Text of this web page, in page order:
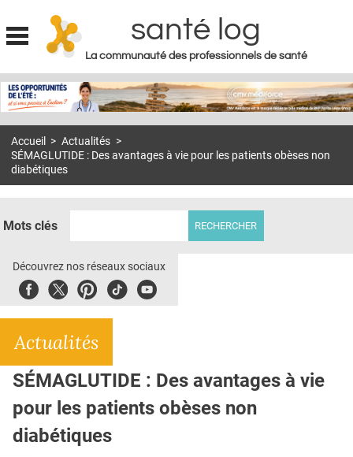
Jump to navigation
santé log
La communauté des professionnels de santé
MON COMPTE
S'ABONNER À LA REVUE SOIN À DOMICILE
ACTUS
E-REVUE SAD
THÉMA
Accueil > Actualités >
SÉMAGLUTIDE : Des avantages à vie pour les patients obèses non
diabétiques
Mots clés
Découvrez nos réseaux sociaux
FacebookTwitterPinterest
TiktokYoubute
Actualités
SÉMAGLUTIDE : Des avantages à vie
pour les patients obèses non
diabétiques